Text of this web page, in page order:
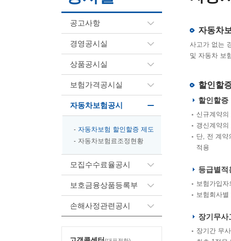
공고사항
경영공시실
상품공시실
보험가격공시실
자동차보험공시
자동차보험 할인할증 제도
자동차보험료조정현황
모집수수료율공시
보호금융상품등록부
손해사정관련공시
자동차
사고가 없는
및 자동차 보
할인할
할인할증
신규계약의
갱신계약
단, 전 계약
적용
등급별적
보험가입
보험회사
장기무사
장기간 무